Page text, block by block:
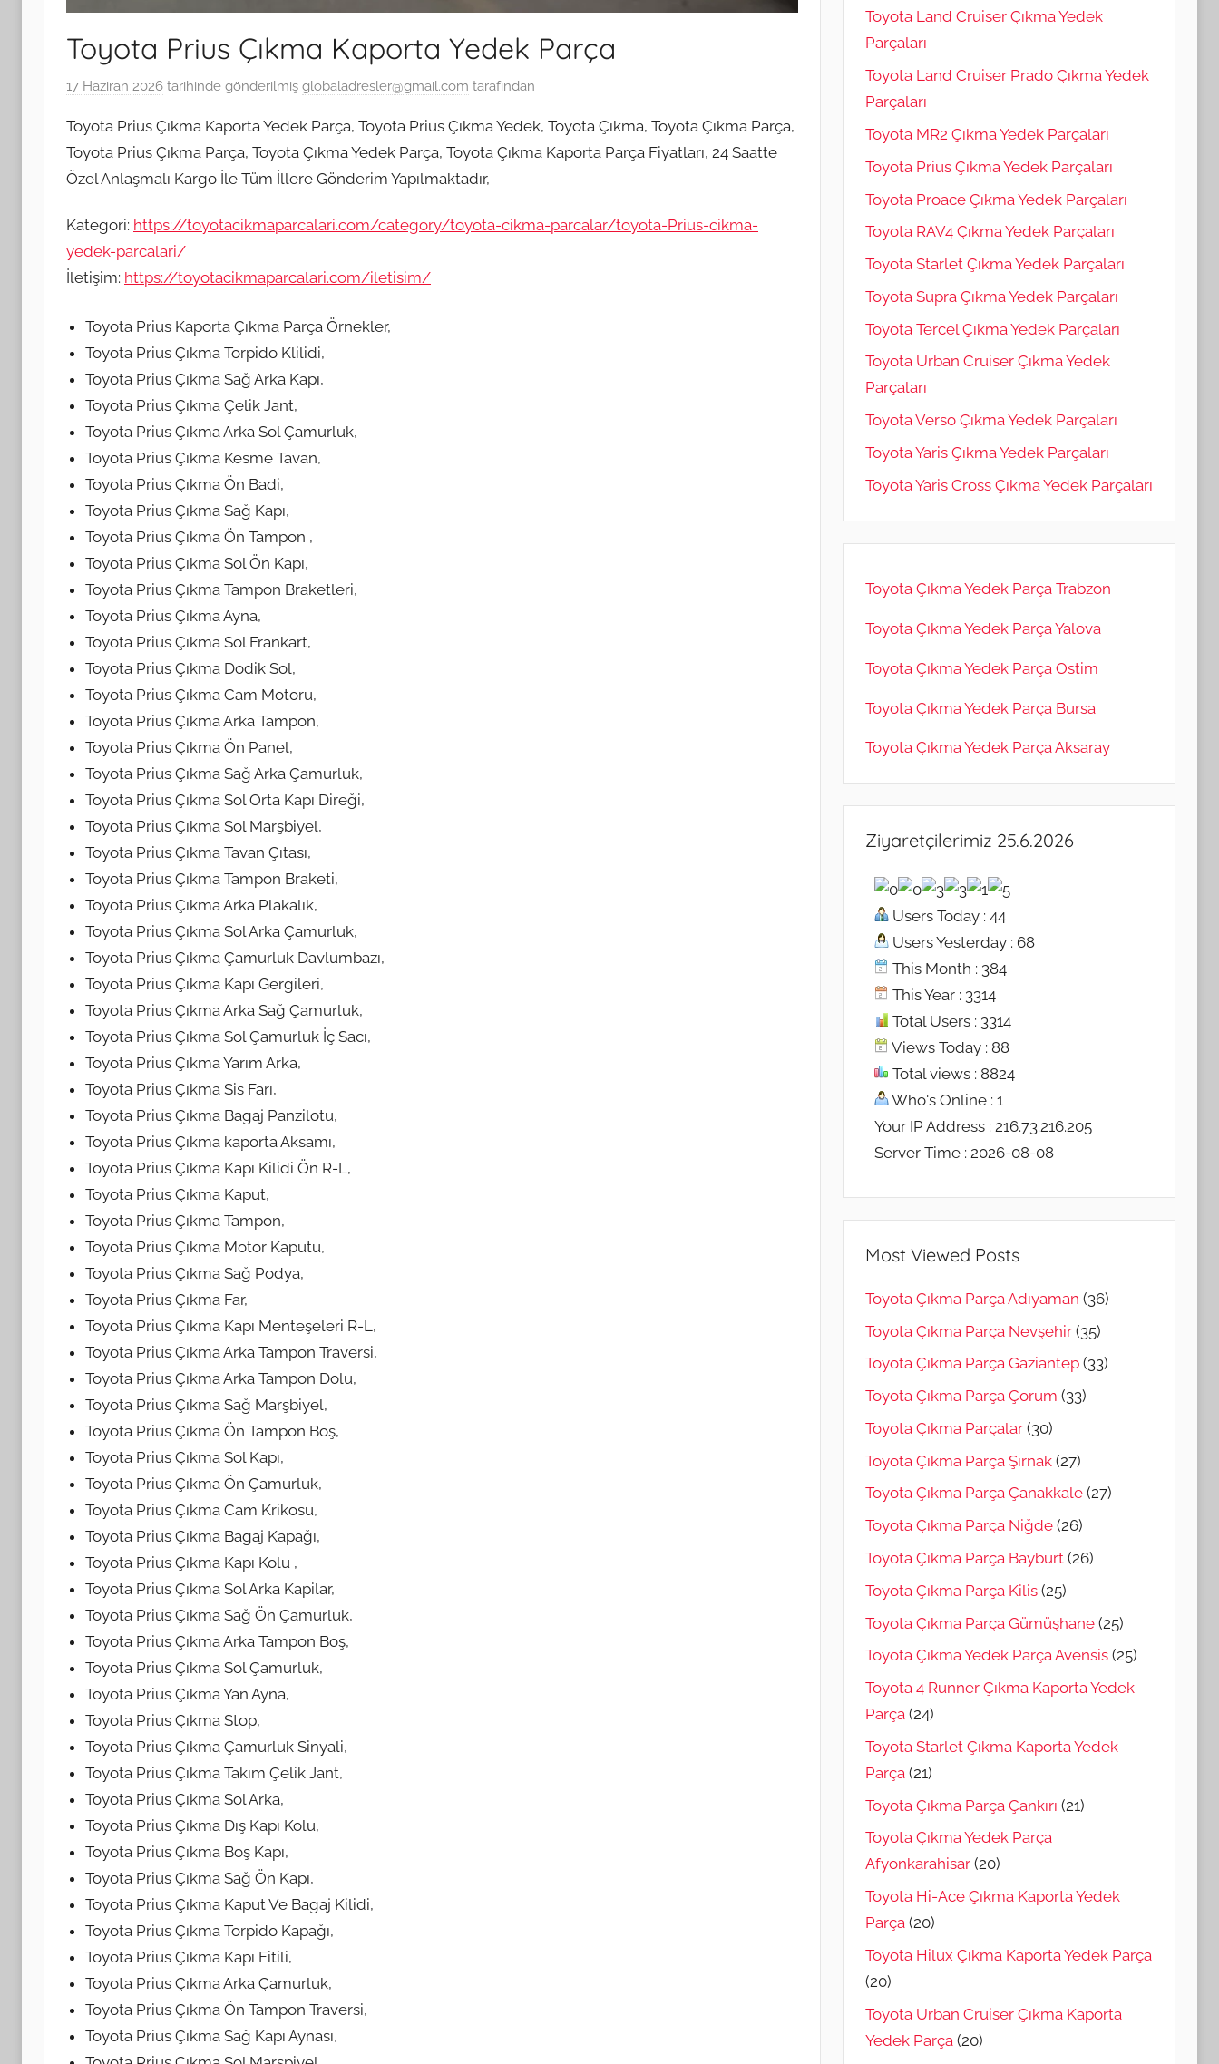
Toyota Prius Çıkma Kaporta Yedek Parça
17 Haziran 2026 tarihinde gönderilmiş globaladresler@gmail.com tarafından
Toyota Prius Çıkma Kaporta Yedek Parça, Toyota Prius Çıkma Yedek, Toyota Çıkma, Toyota Çıkma Parça,
Toyota Prius Çıkma Parça, Toyota Çıkma Yedek Parça, Toyota Çıkma Kaporta Parça Fiyatları, 24 Saatte
Özel Anlaşmalı Kargo İle Tüm İllere Gönderim Yapılmaktadır,
Kategori: https://toyotacikmaparcalari.com/category/toyota-cikma-parcalar/toyota-Prius-cikma-
yedek-parcalari/
İletişim: https://toyotacikmaparcalari.com/iletisim/
Toyota Prius Kaporta Çıkma Parça Örnekler,
Toyota Prius Çıkma Torpido Klilidi,
Toyota Prius Çıkma Sağ Arka Kapı,
Toyota Prius Çıkma Çelik Jant,
Toyota Prius Çıkma Arka Sol Çamurluk,
Toyota Prius Çıkma Kesme Tavan,
Toyota Prius Çıkma Ön Badi,
Toyota Prius Çıkma Sağ Kapı,
Toyota Prius Çıkma Ön Tampon ,
Toyota Prius Çıkma Sol Ön Kapı,
Toyota Prius Çıkma Tampon Braketleri,
Toyota Prius Çıkma Ayna,
Toyota Prius Çıkma Sol Frankart,
Toyota Prius Çıkma Dodik Sol,
Toyota Prius Çıkma Cam Motoru,
Toyota Prius Çıkma Arka Tampon,
Toyota Prius Çıkma Ön Panel,
Toyota Prius Çıkma Sağ Arka Çamurluk,
Toyota Prius Çıkma Sol Orta Kapı Direği,
Toyota Prius Çıkma Sol Marşbiyel,
Toyota Prius Çıkma Tavan Çıtası,
Toyota Prius Çıkma Tampon Braketi,
Toyota Prius Çıkma Arka Plakalık,
Toyota Prius Çıkma Sol Arka Çamurluk,
Toyota Prius Çıkma Çamurluk Davlumbazı,
Toyota Prius Çıkma Kapı Gergileri,
Toyota Prius Çıkma Arka Sağ Çamurluk,
Toyota Prius Çıkma Sol Çamurluk İç Sacı,
Toyota Prius Çıkma Yarım Arka,
Toyota Prius Çıkma Sis Farı,
Toyota Prius Çıkma Bagaj Panzilotu,
Toyota Prius Çıkma kaporta Aksamı,
Toyota Prius Çıkma Kapı Kilidi Ön R-L,
Toyota Prius Çıkma Kaput,
Toyota Prius Çıkma Tampon,
Toyota Prius Çıkma Motor Kaputu,
Toyota Prius Çıkma Sağ Podya,
Toyota Prius Çıkma Far,
Toyota Prius Çıkma Kapı Menteşeleri R-L,
Toyota Prius Çıkma Arka Tampon Traversi,
Toyota Prius Çıkma Arka Tampon Dolu,
Toyota Prius Çıkma Sağ Marşbiyel,
Toyota Prius Çıkma Ön Tampon Boş,
Toyota Prius Çıkma Sol Kapı,
Toyota Prius Çıkma Ön Çamurluk,
Toyota Prius Çıkma Cam Krikosu,
Toyota Prius Çıkma Bagaj Kapağı,
Toyota Prius Çıkma Kapı Kolu ,
Toyota Prius Çıkma Sol Arka Kapilar,
Toyota Prius Çıkma Sağ Ön Çamurluk,
Toyota Prius Çıkma Arka Tampon Boş,
Toyota Prius Çıkma Sol Çamurluk,
Toyota Prius Çıkma Yan Ayna,
Toyota Prius Çıkma Stop,
Toyota Prius Çıkma Çamurluk Sinyali,
Toyota Prius Çıkma Takım Çelik Jant,
Toyota Prius Çıkma Sol Arka,
Toyota Prius Çıkma Dış Kapı Kolu,
Toyota Prius Çıkma Boş Kapı,
Toyota Prius Çıkma Sağ Ön Kapı,
Toyota Prius Çıkma Kaput Ve Bagaj Kilidi,
Toyota Prius Çıkma Torpido Kapağı,
Toyota Prius Çıkma Kapı Fitili,
Toyota Prius Çıkma Arka Çamurluk,
Toyota Prius Çıkma Ön Tampon Traversi,
Toyota Prius Çıkma Sağ Kapı Aynası,
Toyota Land Cruiser Çıkma Yedek
Parçaları
Toyota Land Cruiser Prado Çıkma Yedek
Parçaları
Toyota MR2 Çıkma Yedek Parçaları
Toyota Prius Çıkma Yedek Parçaları
Toyota Proace Çıkma Yedek Parçaları
Toyota RAV4 Çıkma Yedek Parçaları
Toyota Starlet Çıkma Yedek Parçaları
Toyota Supra Çıkma Yedek Parçaları
Toyota Tercel Çıkma Yedek Parçaları
Toyota Urban Cruiser Çıkma Yedek
Parçaları
Toyota Verso Çıkma Yedek Parçaları
Toyota Yaris Çıkma Yedek Parçaları
Toyota Yaris Cross Çıkma Yedek Parçaları
Toyota Çıkma Yedek Parça Trabzon
Toyota Çıkma Yedek Parça Yalova
Toyota Çıkma Yedek Parça Ostim
Toyota Çıkma Yedek Parça Bursa
Toyota Çıkma Yedek Parça Aksaray
Ziyaretçilerimiz 25.6.2026
Users Today : 44
Users Yesterday : 68
This Month : 384
This Year : 3314
Total Users : 3314
Views Today : 88
Total views : 8824
Who's Online : 1
Your IP Address : 216.73.216.205
Server Time : 2026-08-08
Most Viewed Posts
Toyota Çıkma Parça Adıyaman (36)
Toyota Çıkma Parça Nevşehir (35)
Toyota Çıkma Parça Gaziantep (33)
Toyota Çıkma Parça Çorum (33)
Toyota Çıkma Parçalar (30)
Toyota Çıkma Parça Şırnak (27)
Toyota Çıkma Parça Çanakkale (27)
Toyota Çıkma Parça Niğde (26)
Toyota Çıkma Parça Bayburt (26)
Toyota Çıkma Parça Kilis (25)
Toyota Çıkma Parça Gümüşhane (25)
Toyota Çıkma Yedek Parça Avensis (25)
Toyota 4 Runner Çıkma Kaporta Yedek
Parça (24)
Toyota Starlet Çıkma Kaporta Yedek
Parça (21)
Toyota Çıkma Parça Çankırı (21)
Toyota Çıkma Yedek Parça
Afyonkarahisar (20)
Toyota Hi-Ace Çıkma Kaporta Yedek
Parça (20)
Toyota Hilux Çıkma Kaporta Yedek Parça
(20)
Toyota Urban Cruiser Çıkma Kaporta
Yedek Parça (20)